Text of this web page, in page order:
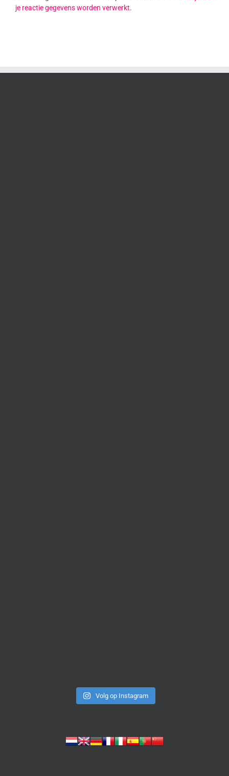
je reactie gegevens worden verwerkt.
Volg op Instagram